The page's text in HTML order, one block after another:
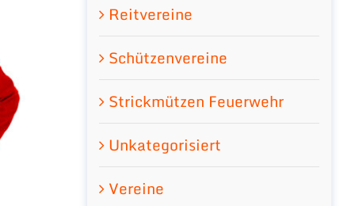
Reitvereine
Schützenvereine
Strickmützen Feuerwehr
Unkategorisiert
Vereine